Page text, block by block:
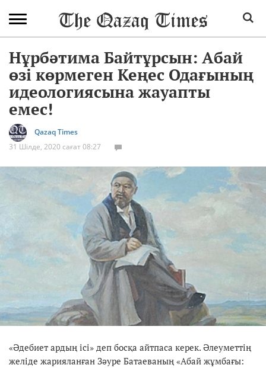
Нұрбәтима Байтұрсын: Абай
өзі көрмеген Кеңес Одағының
идеологиясына жауапты
емес!
Qazaq Times
31 Шілде, 2020 сағат 08:27
«Әдебиет ардың ісі» деп босқа айтпаса керек. Әлеуметтің
желіде жарияланған Зәуре Батаеваның «Абай жұмбағы: